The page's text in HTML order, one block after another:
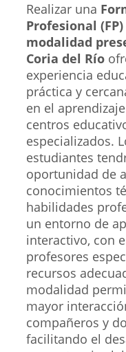
Realizar una
Profesional
modalidad
Coria del Río
experiencia
práctica y
en el
centros
especializados.
estudiantes
oportunidad de
conocimientos
habilidades
un entorno de
interactivo, con
profesores
recursos
modalidad
mayor
compañeros y
facilitando el